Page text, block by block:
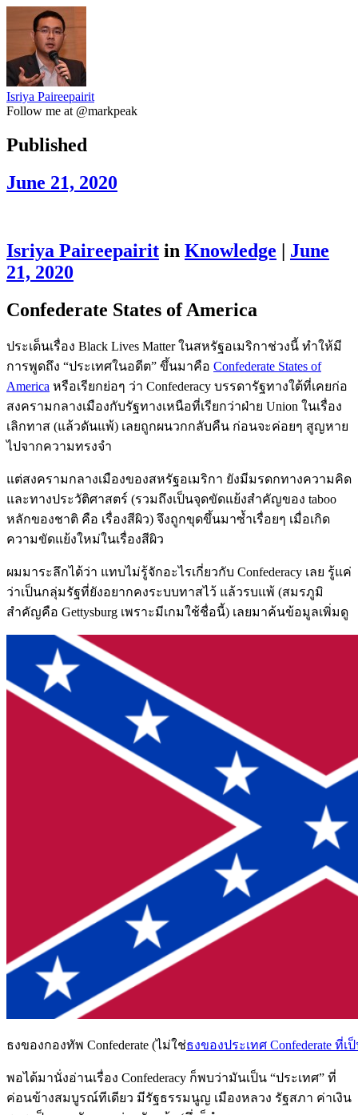
Isriya Paireepairit
Follow me at @markpeak
Published
June 21, 2020
Isriya Paireepairit in Knowledge | June
21, 2020
Confederate States of America
ประเด็นเรื่อง Black Lives Matter ในสหรัฐอเมริกาช่วงนี้ ทำให้มี
การพูดถึง “ประเทศในอดีต” ขึ้นมาคือ Confederate States of
America หรือเรียกย่อๆ ว่า Confederacy บรรดารัฐทางใต้ที่เคยก่อ
สงครามกลางเมืองกับรัฐทางเหนือที่เรียกว่าฝ่าย Union ในเรื่อง
เลิกทาส (แล้วดันแพ้) เลยถูกผนวกกลับคืน ก่อนจะค่อยๆ สูญหาย
ไปจากความทรงจำ
แต่สงครามกลางเมืองของสหรัฐอเมริกา ยังมีมรดกทางความคิด
และทางประวัติศาสตร์ (รวมถึงเป็นจุดขัดแย้งสำคัญของ taboo
หลักของชาติ คือ เรื่องสีผิว) จึงถูกขุดขึ้นมาซ้ำเรื่อยๆ เมื่อเกิด
ความขัดแย้งใหม่ในเรื่องสีผิว
ผมมาระลึกได้ว่า แทบไม่รู้จักอะไรเกี่ยวกับ Confederacy เลย รู้แค่
ว่าเป็นกลุ่มรัฐที่ยังอยากคงระบบทาสไว้ แล้วรบแพ้ (สมรภูมิ
สำคัญคือ Gettysburg เพราะมีเกมใช้ชื่อนี้) เลยมาค้นข้อมูลเพิ่มดู
ธงของกองทัพ Confederate (ไม่ใช่ธงของประเทศ Confederate ที่เ
พอได้มานั่งอ่านเรื่อง Confederacy ก็พบว่ามันเป็น “ประเทศ” ที่
ค่อนข้างสมบูรณ์ทีเดียว มีรัฐธรรมนูญ เมืองหลวง รัฐสภา ค่าเงิน